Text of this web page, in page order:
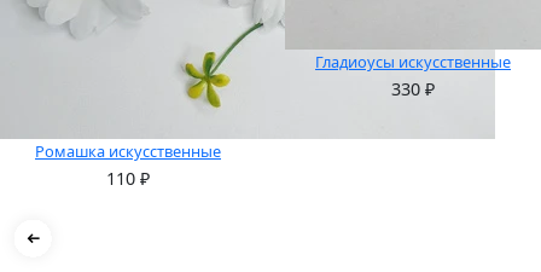
Ромашка искусственные
110 ₽
Гладиоусы искусственные
330 ₽